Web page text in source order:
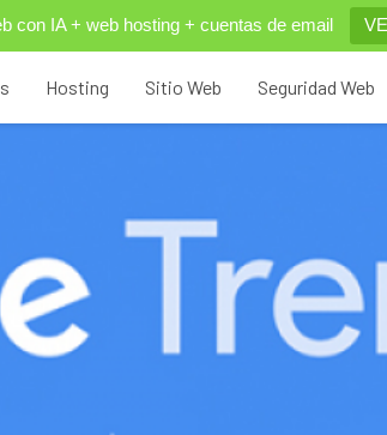
con IA + web hosting + cuentas de email
Hosting Sitio Web Seguridad Web